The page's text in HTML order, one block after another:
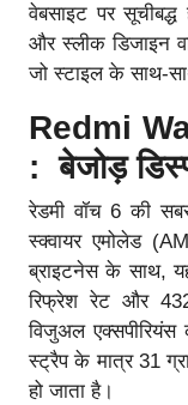
वेबसाइट पर
और स्लीक डिजाइन
जो स्टाइल के साथ-
Redmi
: बेजोड़
रेडमी वॉच 6 की
स्क्वायर एमोलेड
ब्राइटनेस के साथ,
रिफ्रेश रेट और
विजुअल
स्ट्रैप के मात्र 31
हो जाता है।